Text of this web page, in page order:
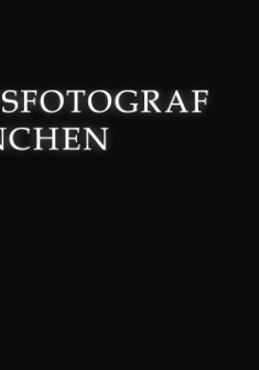
–Impressum
in München.